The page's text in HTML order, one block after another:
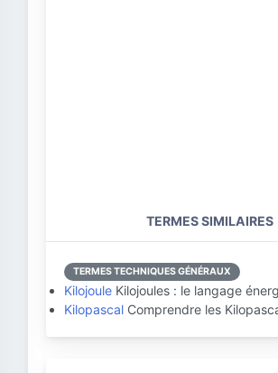
TERMES SIMILAIRES
TERMES TECHNIQUES GÉNÉRAUX
Kilojoule Kilojoules : le langage
Kilopascal Comprendre les